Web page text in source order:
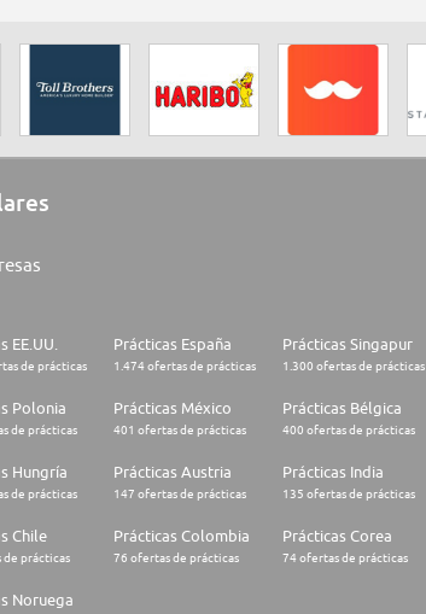
EE.UU.
de prácticas
Prácticas España
1.474 ofertas de prácticas
Prácticas Singapur
1.300 ofertas de prácticas
Polonia
de prácticas
Prácticas México
401 ofertas de prácticas
Prácticas Bélgica
400 ofertas de prácticas
Hungría
de prácticas
Prácticas Austria
147 ofertas de prácticas
Prácticas India
135 ofertas de prácticas
Chile
prácticas
Prácticas Colombia
76 ofertas de prácticas
Prácticas Corea
74 ofertas de prácticas
Noruega